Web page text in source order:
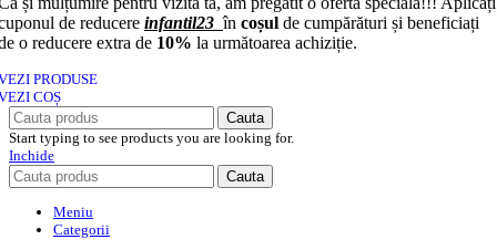
de reducere infantil23în coșul de cumpărături și beneficiați
o reducere extra de 10% la următoarea achiziție.
PRODUSE
COȘ
Cauta
Start typing to see products you are looking for.
Inchide
Cauta
Meniu
Categorii